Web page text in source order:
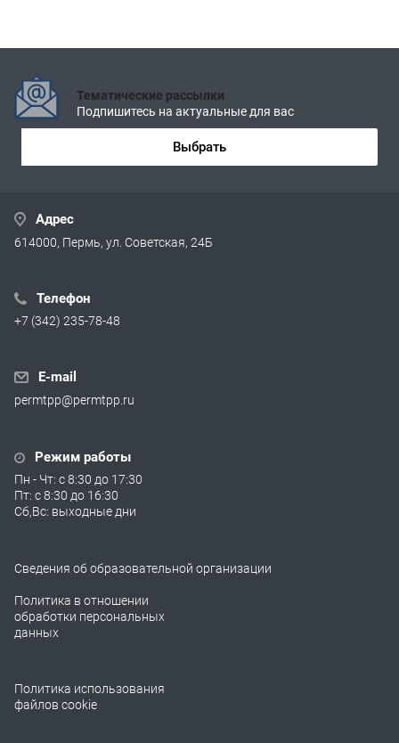
Тематические рассылки
Подпишитесь на актуальные для вас
Выбрать
Адрес
614000, Пермь, ул. Советская, 24Б
Телефон
+7 (342) 235-78-48
E-mail
permtpp@permtpp.ru
Режим работы
Пн - Чт: с 8:30 до 17:30
Пт: с 8:30 до 16:30
Сб,Вс: выходные дни
Сведения об образовательной организации
Политика в отношении
обработки персональных
данных
Политика использования
файлов cookie